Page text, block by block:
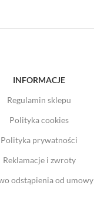
INFORMACJE
Regulamin sklepu
Polityka cookies
Polityka prywatności
Reklamacje i zwroty
odstąpienia od umowy